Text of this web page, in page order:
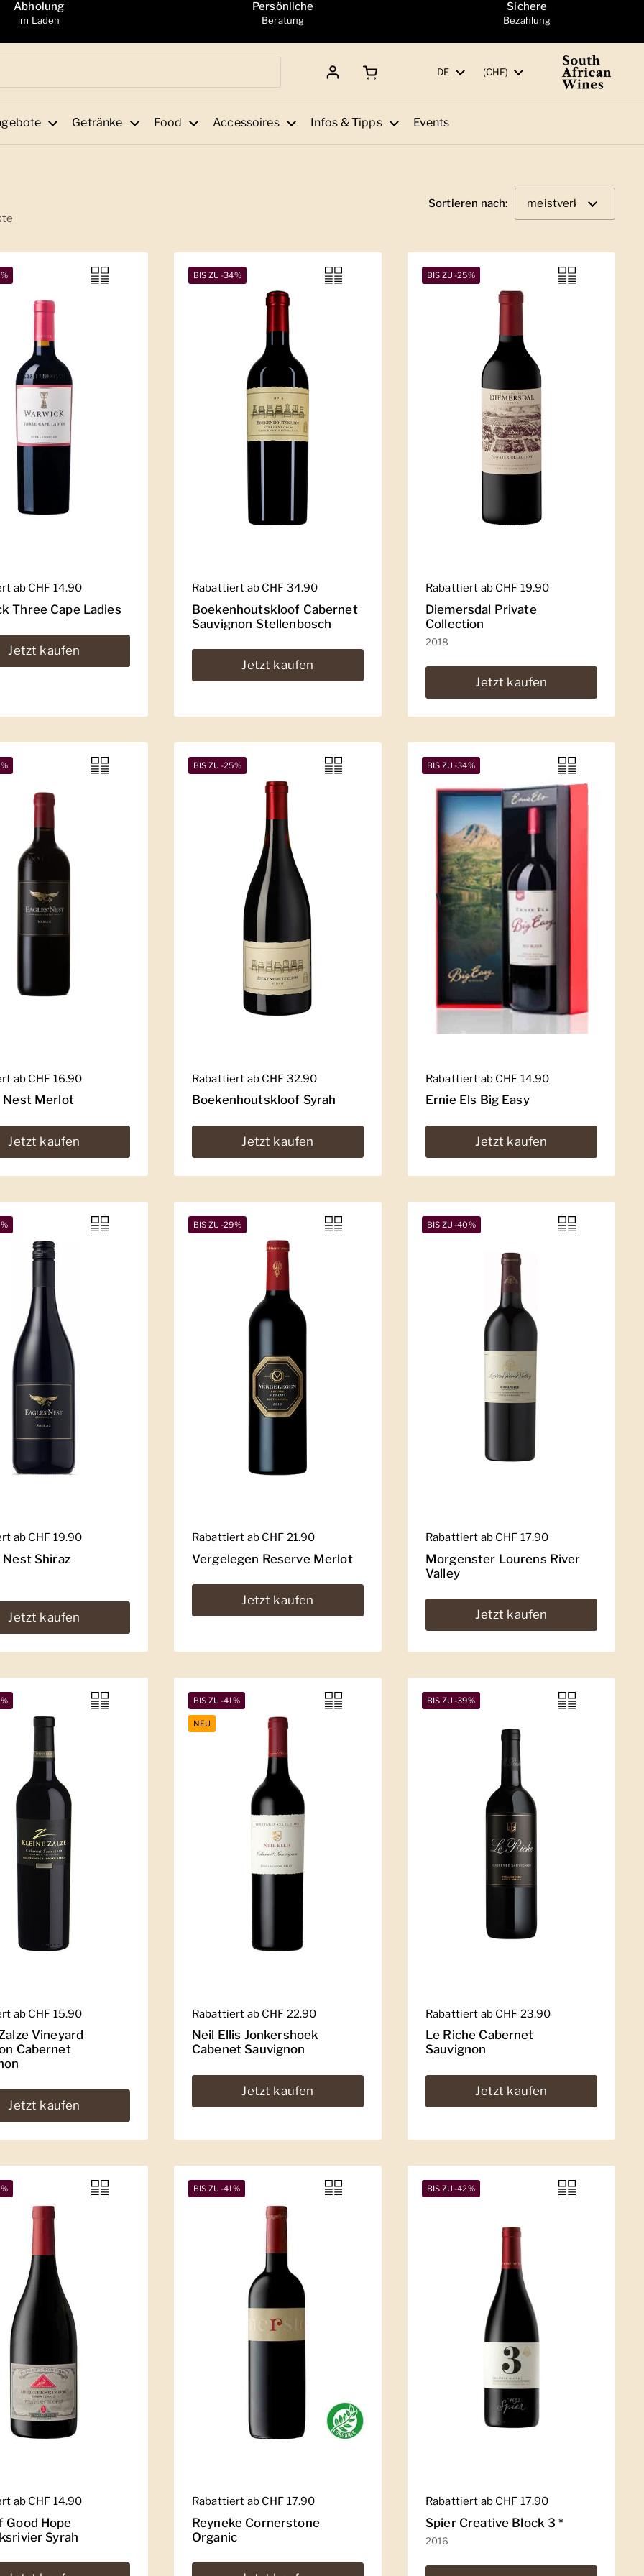
Abholung
im Laden
Persönliche
Beratung
Sichere
Bezahlung
Sprache
DE Land/Region
(CHF)
Getränke Food Accessoires Infos & Tipps Events
Sortieren nach:
Preis
ab CHF 14.90
Three Cape Ladies
Jetzt kaufen
Regulärer Preis
Rabattiert ab CHF 34.90
Boekenhoutskloof Cabernet
Sauvignon Stellenbosch
Jetzt kaufen
BIS ZU -34%
Regulärer Preis
Rabattiert ab CHF 19.90
Diemersdal Private
Collection
2018
Jetzt kaufen
BIS ZU -25%
Preis
ab CHF 16.90
Nest Merlot
Jetzt kaufen
Regulärer Preis
Rabattiert ab CHF 32.90
Boekenhoutskloof Syrah
Jetzt kaufen
BIS ZU -25%
Regulärer Preis
Rabattiert ab CHF 14.90
Ernie Els Big Easy
Jetzt kaufen
BIS ZU -34%
Preis
ab CHF 19.90
Nest Shiraz
Jetzt kaufen
Regulärer Preis
Rabattiert ab CHF 21.90
Vergelegen Reserve Merlot
Jetzt kaufen
BIS ZU -29%
Regulärer Preis
Rabattiert ab CHF 17.90
Morgenster Lourens River
Valley
Jetzt kaufen
BIS ZU -40%
Preis
ab CHF 15.90
Vineyard
Cabernet
Jetzt kaufen
Regulärer Preis
Rabattiert ab CHF 22.90
Neil Ellis Jonkershoek
Cabenet Sauvignon
Jetzt kaufen
BIS ZU -41%
NEU
Regulärer Preis
Rabattiert ab CHF 23.90
Le Riche Cabernet
Sauvignon
Jetzt kaufen
BIS ZU -39%
Preis
ab CHF 14.90
Good Hope
Syrah
Regulärer Preis
Rabattiert ab CHF 17.90
Reyneke Cornerstone
Organic
BIS ZU -41%
Regulärer Preis
Rabattiert ab CHF 17.90
Spier Creative Block 3 *
2016
BIS ZU -42%